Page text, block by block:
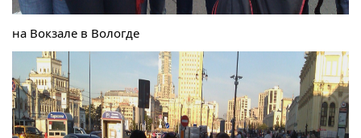
на Вокзале в Вологде